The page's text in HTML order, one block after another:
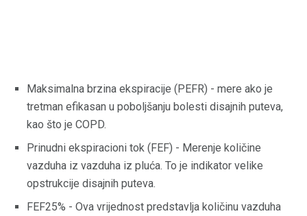
Maksimalna brzina ekspiracije (PEFR) - mere ako je
tretman efikasan u poboljšanju bolesti disajnih puteva,
kao što je COPD.
Prinudni ekspiracioni tok (FEF) - Merenje količine
vazduha iz vazduha iz pluća. To je indikator velike
opstrukcije disajnih puteva.
FEF25% - Ova vrijednost predstavlja količinu vazduha